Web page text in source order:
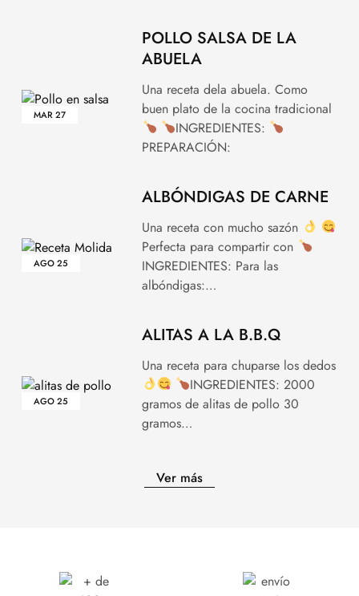
MAR 27
POLLO SALSA DE LA
ABUELA
Una receta dela abuela. Como
buen plato de la cocina tradicional
INGREDIENTES:
PREPARACIÓN:
AGO 25
ALBÓNDIGAS DE CARNE
Una receta con mucho sazón
Perfecta para compartir con
INGREDIENTES: Para las
albóndigas:…
AGO 25
ALITAS A LA B.B.Q
Una receta para chuparse los dedos
INGREDIENTES: 2000
gramos de alitas de pollo 30
gramos…
Ver más